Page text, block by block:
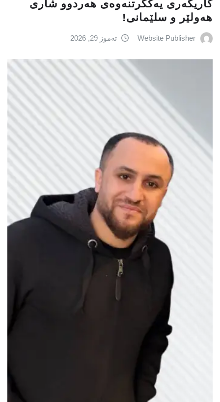
کاریگەری یەکگرتنەوەی هەردوو شاری
هەولێر و سلێمانی!
Website Publisher تەموز 29, 2026